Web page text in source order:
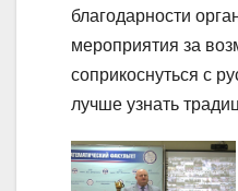
благодарности
мероприятия за
соприкоснуться с
лучше узнать